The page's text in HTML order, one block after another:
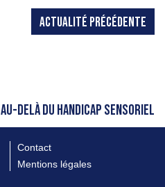
ACTUALITÉ PRÉCÉDENTE
AU-DELÀ DU HANDICAP SENSORIEL
Contact
Mentions légales